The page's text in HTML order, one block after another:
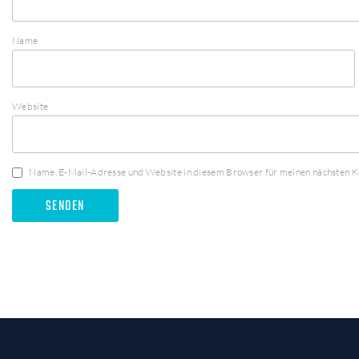
Name
Website
Name, E-Mail-Adresse und Website in diesem Browser für meinen nächsten